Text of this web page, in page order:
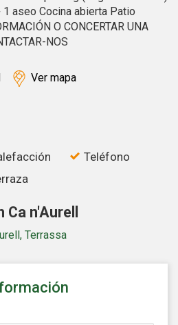
aseo Cocina abierta Patio
O CONCERTAR UNA
NOS
Ver mapa
Teléfono
n'Aurell
Terrassa